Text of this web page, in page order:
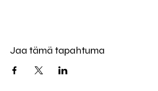
Jaa tämä tapahtuma